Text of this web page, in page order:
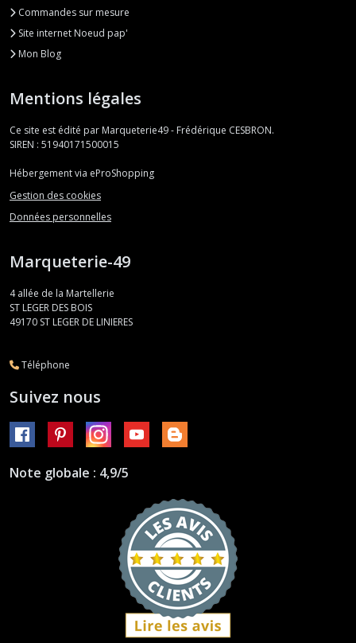
Commandes sur mesure
Site internet Noeud pap'
Mon Blog
Mentions légales
Ce site est édité par Marqueterie49 - Frédérique CESBRON.
SIREN : 51940171500015
Hébergement via eProShopping
Gestion des cookies
Données personnelles
Marqueterie-49
4 allée de la Martellerie
ST LEGER DES BOIS
49170 ST LEGER DE LINIERES
Téléphone
Suivez nous
Note globale : 4,9/5